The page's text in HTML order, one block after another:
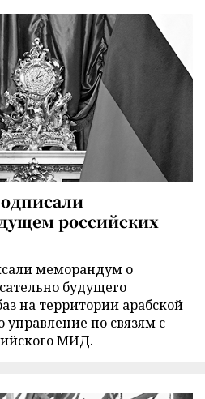
российских
меморандум о
будущего
на территории арабской
по связям с
МИД.